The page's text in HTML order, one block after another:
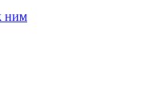
ним